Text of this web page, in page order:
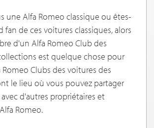
une Alfa Romeo classique ou êtes-
fan de ces voitures classiques, alors
d'un Alfa Romeo Club des
est quelque chose pour
Romeo Clubs des voitures des
le lieu où vous pouvez partager
d'autres propriétaires et
Romeo.